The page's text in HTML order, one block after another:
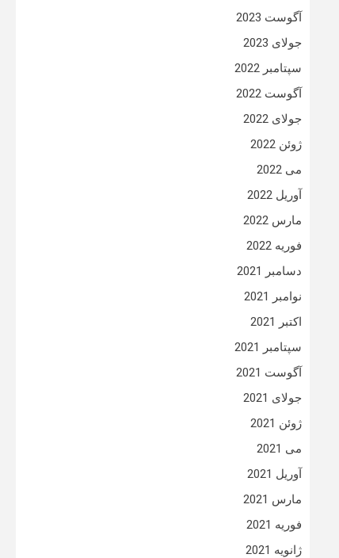
آگوست 2023
جولای 2023
سپتامبر 2022
آگوست 2022
جولای 2022
ژوئن 2022
می 2022
آوریل 2022
مارس 2022
فوریه 2022
دسامبر 2021
نوامبر 2021
اکتبر 2021
سپتامبر 2021
آگوست 2021
جولای 2021
ژوئن 2021
می 2021
آوریل 2021
مارس 2021
فوریه 2021
ژانویه 2021